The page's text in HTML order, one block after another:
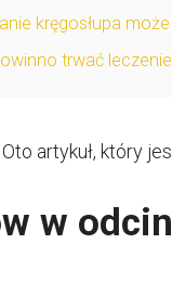
kręgosłupa
trwać
Oto artykuł, który
w